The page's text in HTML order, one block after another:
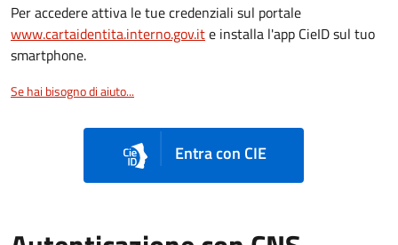
Per accedere attiva le tue credenziali sul portale
www.cartaidentita.interno.gov.ite installa l'app CieID sul tuo
smartphone.
Se hai bisogno di aiuto...
Entra con CIE